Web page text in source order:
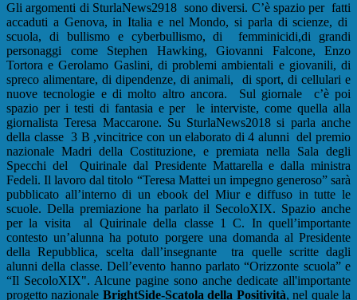
Gli argomenti di SturlaNews2918 sono diversi. C’è spazio per fatti
accaduti a Genova, in Italia e nel Mondo, si parla di scienze, di
scuola, di bullismo e cyberbullismo, di femminicidi,di grandi
personaggi come Stephen Hawking, Giovanni Falcone, Enzo
Tortora e Gerolamo Gaslini, di problemi ambientali e giovanili, di
spreco alimentare, di dipendenze, di animali, di sport, di cellulari e
nuove tecnologie e di molto altro ancora. Sul giornale c’è poi
spazio per i testi di fantasia e per le interviste, come quella alla
giornalista Teresa Maccarone. Su SturlaNews2018 si parla anche
della classe 3 B ,vincitrice con un elaborato di 4 alunni del premio
nazionale Madri della Costituzione, e premiata nella Sala degli
Specchi del Quirinale dal Presidente Mattarella e dalla ministra
Fedeli. Il lavoro dal titolo “Teresa Mattei un impegno generoso” sarà
pubblicato all’interno di un ebook del Miur e diffuso in tutte le
scuole. Della premiazione ha parlato il SecoloXIX. Spazio anche
per la visita al Quirinale della classe 1 C. In quell’importante
contesto un’alunna ha potuto porgere una domanda al Presidente
della Repubblica, scelta dall’insegnante tra quelle scritte dagli
alunni della classe. Dell’evento hanno parlato “Orizzonte scuola” e
“Il SecoloXIX". Alcune pagine sono anche dedicate all'importante
progetto nazionale BrightSide-Scatola della Positività, nel quale la